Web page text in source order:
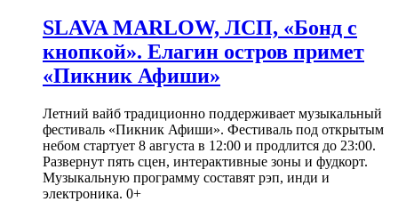
SLAVA MARLOW, ЛСП, «Бонд с
кнопкой». Елагин остров примет
«Пикник Афиши»
Летний вайб традиционно поддерживает музыкальный
фестиваль «Пикник Афиши». Фестиваль под открытым
небом стартует 8 августа в 12:00 и продлится до 23:00.
Развернут пять сцен, интерактивные зоны и фудкорт.
Музыкальную программу составят рэп, инди и
электроника. 0+